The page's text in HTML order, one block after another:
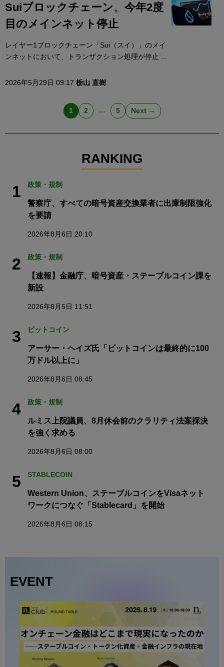
Suiブロックチェーン、今年2度
目のメインネット停止
レイヤー1ブロックチェーン「Sui（スイ）」のメイ
ンネットにおいて、トランザクション処理が停止 ...
2026年5月29日 09:17 栃山 直樹
1 2 … 5 Next →
RANKING
1 政策・規制
警察庁、すべての暗号資産交換業者に出庫制限強化
を要請
2026年8月6日 20:10
2 政策・規制
【速報】金融庁、暗号資産・ステーブルコイン課を
新設
2026年8月5日 11:51
3 ビットコイン
アーサー・ヘイズ氏「ビットコインは最終的に100
万ドル以上に」
2026年8月6日 08:45
4 政策・規制
ルミス上院議員、8月休会前のクラリティ法案採決
を強く求める
2026年8月6日 08:00
5 STABLECOIN
Western Union、ステーブルコインをVisaネット
ワークにつなぐ「Stablecard」を開始
2026年8月6日 08:15
EVENT